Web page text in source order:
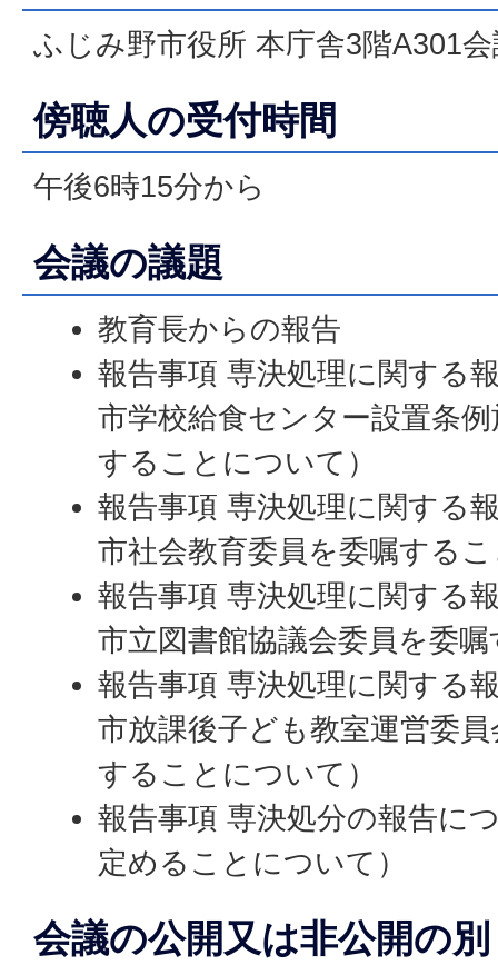
ふじみ野市役所 本庁舎3階A301
傍聴人の受付時間
午後6時15分から
会議の議題
教育長からの報告
報告事項 専決処理に関する
市学校給食センター設置条
することについて）
報告事項 専決処理に関する
市社会教育委員を委嘱する
報告事項 専決処理に関する
市立図書館協議会委員を委
報告事項 専決処理に関する
市放課後子ども教室運営委
することについて）
報告事項 専決処分の報告に
定めることについて）
会議の公開又は非公開の別